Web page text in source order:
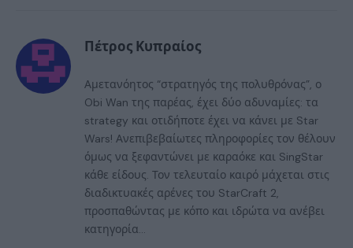
Πέτρος Κυπραίος
Αμετανόητος “στρατηγός της πολυθρόνας”, ο
Obi Wan της παρέας, έχει δύο αδυναμίες: τα
strategy και οτιδήποτε έχει να κάνει με Star
Wars! Ανεπιβεβαίωτες πληροφορίες τον θέλουν
όμως να ξεφαντώνει με καραόκε και SingStar
κάθε είδους. Τον τελευταίο καιρό μάχεται στις
διαδικτυακές αρένες του StarCraft 2,
προσπαθώντας με κόπο και ιδρώτα να ανέβει
κατηγορία...